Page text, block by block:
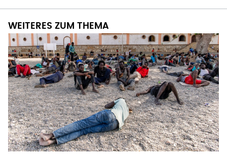
WEITERES ZUM THEMA